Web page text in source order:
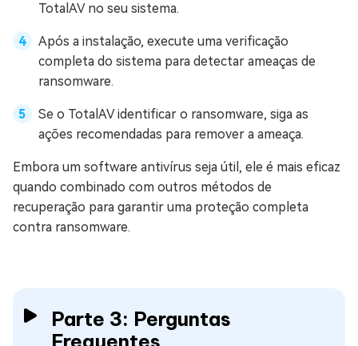
TotalAV no seu sistema.
Após a instalação, execute uma verificação
completa do sistema para detectar ameaças de
ransomware.
Se o TotalAV identificar o ransomware, siga as
ações recomendadas para remover a ameaça.
Embora um software antivírus seja útil, ele é mais eficaz
quando combinado com outros métodos de
recuperação para garantir uma proteção completa
contra ransomware.
Parte 3: Perguntas